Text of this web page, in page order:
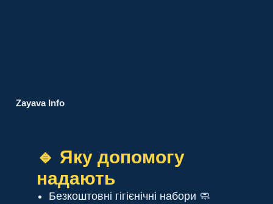
Zayava Info
🔹 Яку допомогу
надають
Безкоштовні гігієнічні набори 🧼